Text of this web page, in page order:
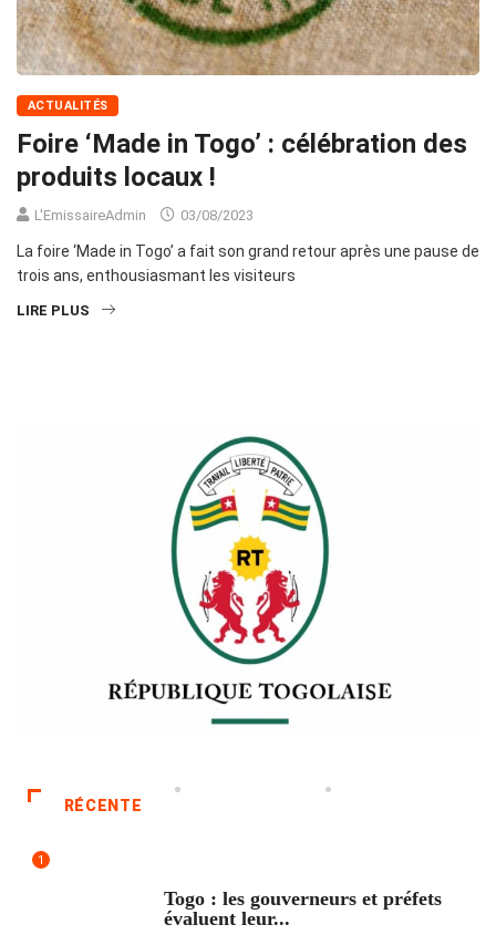
ACTUALITÉS
Foire ‘Made in Togo’ : célébration des
produits locaux !
L'EmissaireAdmin 03/08/2023
La foire ‘Made in Togo’ a fait son grand retour après une pause de
trois ans, enthousiasmant les visiteurs
LIRE PLUS
RÉCENTE
1
Togo : les gouverneurs et préfets
évaluent leur...